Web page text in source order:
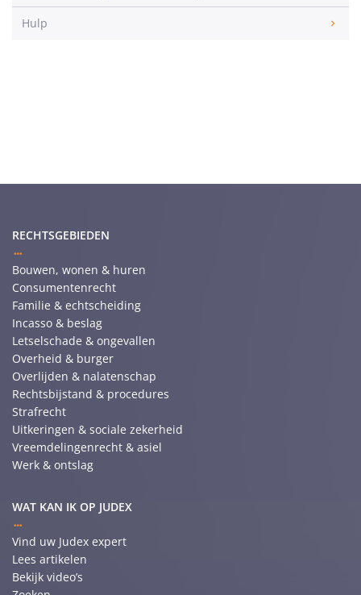
Hulp
RECHTSGEBIEDEN
Bouwen, wonen & huren
Consumentenrecht
Familie & echtscheiding
Incasso & beslag
Letselschade & ongevallen
Overheid & burger
Overlijden & nalatenschap
Rechtsbijstand & procedures
Strafrecht
Uitkeringen & sociale zekerheid
Vreemdelingenrecht & asiel
Werk & ontslag
WAT KAN IK OP JUDEX
Vind uw Judex expert
Lees artikelen
Bekijk video’s